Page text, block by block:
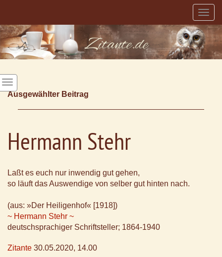
Ausgewählter Beitrag
Hermann Stehr
Laßt es euch nur inwendig gut gehen,
so läuft das Auswendige von selber gut hinten nach.
(aus: »Der Heiligenhof« [1918])
~ Hermann Stehr ~
deutschsprachiger Schriftsteller; 1864-1940
Zitante 30.05.2020, 14.00